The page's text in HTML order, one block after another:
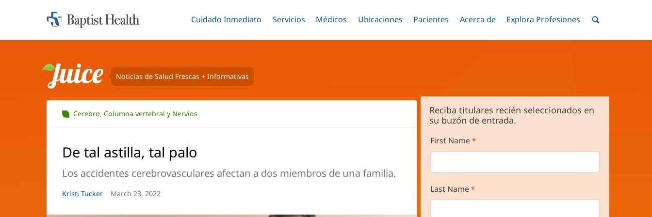
Saltar
Iniciar:
Alternar
Cuidado Inmediato Menú
Alternar
Servicios Menú
Alternar
Médicos Menú
Alternar
Ubicaciones Menú
Alternar
Pacientes Menú
Alternar
Acerca deMenúAlternar
Explora Profesiones MenúAlternar
Juice Noticias de Salud Frescas + Informativas
Cerebro, Columna vertebral y Nervios
De tal astilla, tal palo
Los accidentes cerebrovasculares afectan a dos miembros de una familia.
Autor
artículo:
Kristi Tucker
Fecha
artículo:
March 23, 2022
Reciba titulares recién seleccionados en
su buzón de entrada.
First Name
Last Name